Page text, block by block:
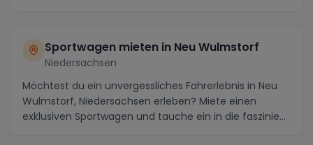
Sportwagen mieten in Neu Wulmstorf
Niedersachsen
Möchtest du ein unvergessliches Fahrerlebnis in Neu
Wulmstorf, Niedersachsen erleben? Miete einen
exklusiven Sportwagen und tauche ein in die faszinie...